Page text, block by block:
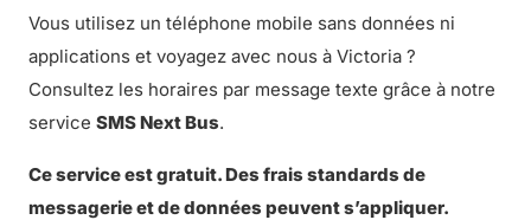
Vous utilisez un téléphone mobile sans données ni
applications et voyagez avec nous à Victoria ?
Consultez les horaires par message texte grâce à notre
service SMS Next Bus.
Ce service est gratuit. Des frais standards de
messagerie et de données peuvent s’appliquer.